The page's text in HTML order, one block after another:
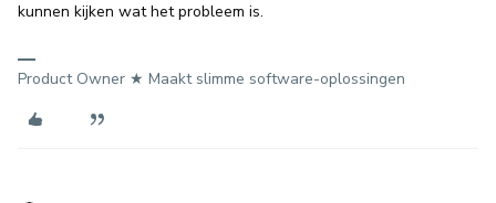
kunnen kijken wat het probleem is.
Product Owner ★ Maakt slimme software-oplossingen